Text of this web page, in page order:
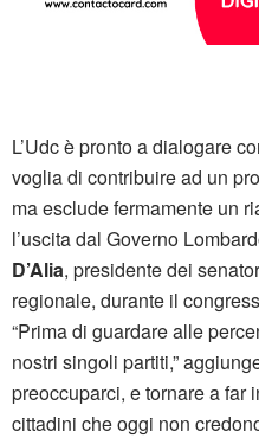
L’Udc è pronto a dialogare
voglia di contribuire ad un
ma esclude fermamente un
l’uscita dal Governo
D’Alia, presidente dei
regionale, durante il
“Prima di guardare alle
nostri singoli partiti,”
preoccuparci, e tornare a far
cittadini che oggi non